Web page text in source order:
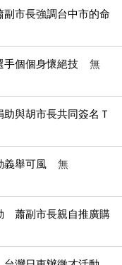
市長強調台中市的命
個個身懷絕技
無
與胡市長共同簽名Ｔ
義舉可風
無
蕭副市長親自推廣購